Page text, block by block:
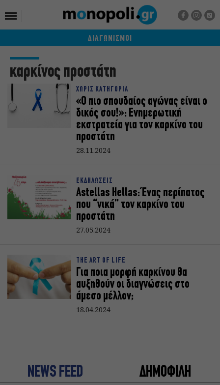
ΔΙΑΓΩΝΙΣΜΟΙ
καρκίνος προστάτη
ΧΩΡΙΣ ΚΑΤΗΓΟΡΙΑ
«Ο πιο σπουδαίος αγώνας είναι ο
δικός σου!»: Ενημερωτική
εκστρατεία για τον καρκίνο του
προστάτη
28.11.2024
ΕΚΔΗΛΩΣΕΙΣ
Astellas Hellas: Ένας περίπατος
που “νικά” τον καρκίνο του
προστάτη
27.05.2024
THE ART OF LIFE
Για ποια μορφή καρκίνου θα
αυξηθούν οι διαγνώσεις στο
άμεσο μέλλον;
18.04.2024
NEWS FEED ΔΗΜΟΦΙΛΗ